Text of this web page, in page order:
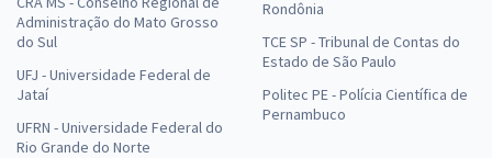
Administração do Mato Grosso
do Sul
UFJ - Universidade Federal de
Jataí
UFRN - Universidade Federal do
Rio Grande do Norte
Rondônia
TCE SP - Tribunal de Contas do
Estado de São Paulo
Politec PE - Polícia Científica de
Pernambuco